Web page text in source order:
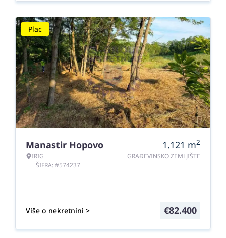
Plac
Manastir Hopovo
IRIG
ŠIFRA: #574237
1.121 m2
GRAĐEVINSKO ZEMLJIŠTE
Više o nekretnini > €82.400